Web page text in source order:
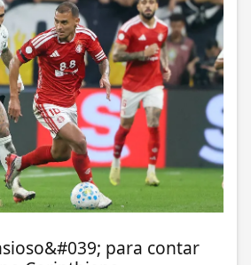
para contar